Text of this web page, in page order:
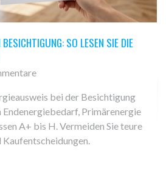
SO LESEN SIE DIE
bei der Besichtigung
Primärenergie
A+ bis H. Vermeiden Sie teure